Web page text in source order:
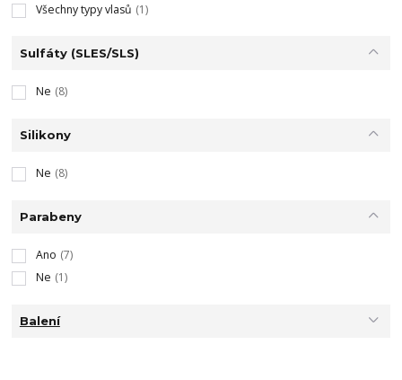
Všechny typy vlasů (1)
Sulfáty (SLES/SLS)
Ne (8)
Silikony
Ne (8)
Parabeny
Ano (7)
Ne (1)
Balení